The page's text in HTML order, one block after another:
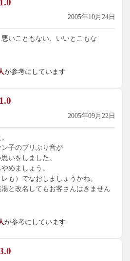
1.0
2005年10月24日
いこともない、いいとこもな
が参考にしています
1.0
2005年09月22日
ン子のブリぶり音が
いをしました。
めましょう。
も）でなおしましょうかね。
と改名してもお客さんはきません
が参考にしています